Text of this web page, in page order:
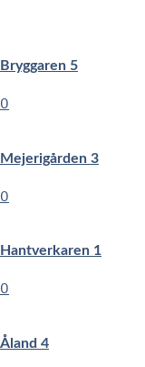
Bryggaren 5
0
Mejerigården 3
0
Hantverkaren 1
0
Åland 4